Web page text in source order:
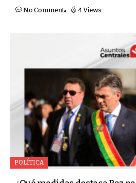
No Comment 4 Views
POLÍTICA